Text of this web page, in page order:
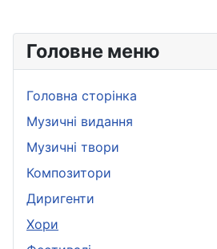
Головне меню
Головна сторінка
Музичні видання
Музичні твори
Композитори
Диригенти
Хори